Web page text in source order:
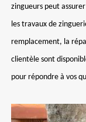
zingueurs peut
les travaux de
remplacement, la
clientèle sont
pour répondre à vos